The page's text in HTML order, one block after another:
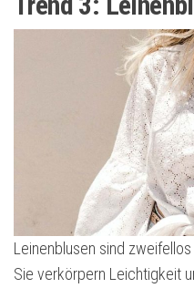
Leinenblusen sind
Sie verkörpern Leichtigkeit